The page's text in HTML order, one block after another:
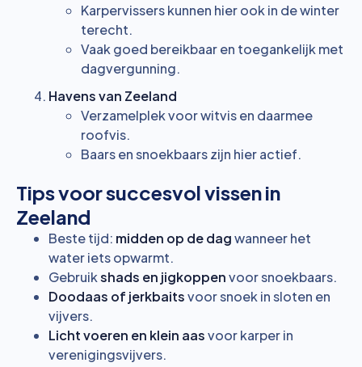
Karpervissers kunnen hier ook in de winter
terecht.
Vaak goed bereikbaar en toegankelijk met
dagvergunning.
Havens van Zeeland
Verzamelplek voor witvis en daarmee
roofvis.
Baars en snoekbaars zijn hier actief.
Tips voor succesvol vissen in
Zeeland
Beste tijd: midden op de dagwanneer het
water iets opwarmt.
Gebruikshads en jigkoppenvoor snoekbaars.
Doodaas of jerkbaitsvoor snoek in sloten en
vijvers.
Licht voeren en klein aasvoor karper in
verenigingsvijvers.